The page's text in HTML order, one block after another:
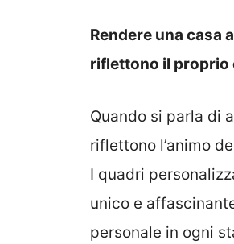
Rendere una casa
riflettono il proprio
Quando si parla di
riflettono l’animo
I quadri
unico e
personale in ogni